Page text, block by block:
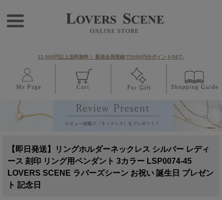
11,000円以上送料無料！ 新規会員登録で1000円分ポイントGET♪
【即日発送】リングホルダーネックレス シルバー レディ
ース 刻印 リング用ペンダント 3カラー LSP0074-45
LOVERS SCENE ラバーズシーン お祝い 誕生日 プレゼン
ト 記念日